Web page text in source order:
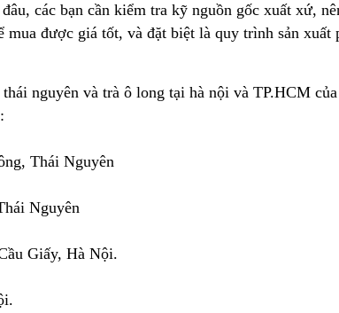
các bạn cần kiểm tra kỹ nguồn gốc xuất xứ,
mua được giá tốt, và đặt biệt là quy trình sản xuất
nguyên và trà ô long tại hà nội và TP.HCM
Thái Nguyên
Nguyên
Giấy, Hà Nội.